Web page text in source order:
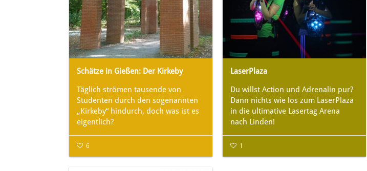
Schätze in Gießen: Der Kirkeby
Täglich strömen tausende von
Studenten durch den sogenannten
„Kirkeby“ hindurch, doch was ist es
eigentlich?
6
LaserPlaza
Du willst Action und Adrenalin pur?
Dann nichts wie los zum LaserPlaza
in die ultimative Lasertag Arena
nach Linden!
1